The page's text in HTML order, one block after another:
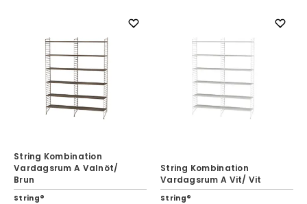
String Kombination
Vardagsrum A Valnöt/
Brun
String®
String Kombination
Vardagsrum A Vit/ Vit
String®